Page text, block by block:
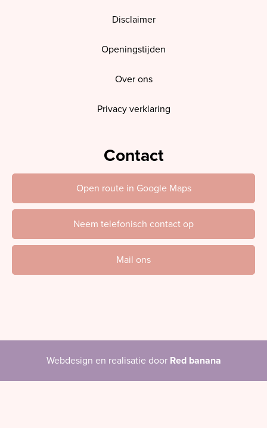
Disclaimer
Openingstijden
Over ons
Privacy verklaring
Contact
Open route in Google Maps
Neem telefonisch contact op
Mail ons
Webdesign en realisatie door Red banana